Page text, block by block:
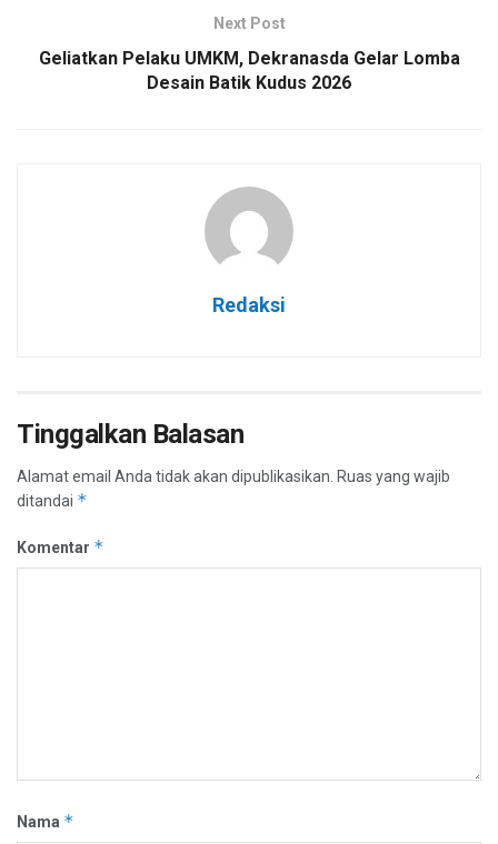
Next Post
Geliatkan Pelaku UMKM, Dekranasda Gelar Lomba
Desain Batik Kudus 2026
Redaksi
Tinggalkan Balasan
Alamat email Anda tidak akan dipublikasikan. Ruas yang wajib
ditandai *
Komentar *
Nama *